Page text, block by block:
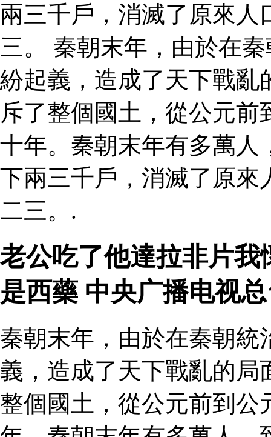
兩三千戶，消滅了原來
三。 秦朝末年，由於在
紛起義，造成了天下戰亂
斥了整個國土，從公元
十年。秦朝末年有多萬人
下兩三千戶，消滅了原來
二三。.
老公吃了他達拉非片
是西藥 中央广播电视
秦朝末年，由於在秦朝統
義，造成了天下戰亂的局
整個國土，從公元前到公